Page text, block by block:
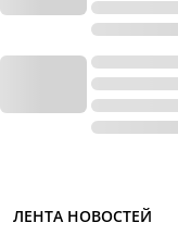
ЛЕНТА НОВОСТЕЙ